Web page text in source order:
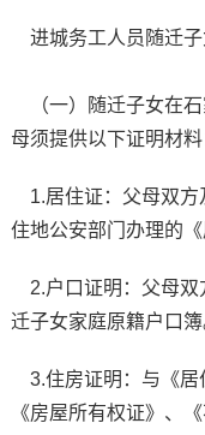
进城务工人员随迁子
（一）随迁子女在石
母须提供以下证明材料
1.居住证：父母双方
住地公安部门办理的《
2.户口证明：父母双
迁子女家庭原籍户口簿
3.住房证明：与《居
《房屋所有权证》、